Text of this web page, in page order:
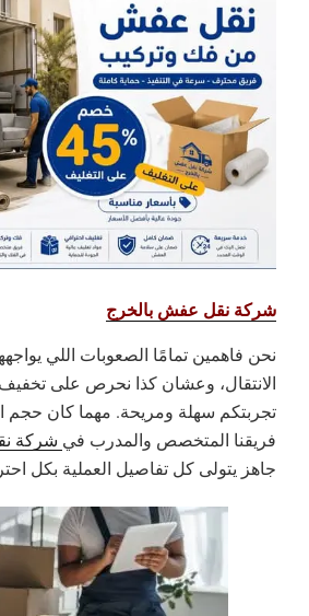
شركة نقل عفش بالخرج
نحن فاهمين تمامًا الصعوبات اللي
الانتقال، وعشان كذا نحرص على
تجربتكم سهلة ومريحة. مهما كان حجم
فريقنا المتخصص والمدرب في شركة
جاهز يتولى كل تفاصيل العملية بكل